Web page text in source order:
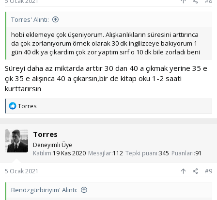
Torres' Alıntı:
hobi eklemeye çok üşeniyorum. Alışkanlıkların süresini arttırınca
da çok zorlanıyorum örnek olarak 30 dk ingilizceye bakıyorum 1
gün 40 dk ya çıkardım çok zor yaptım sırf o 10 dk bile zorladı beni
Süreyi daha az miktarda arttır 30 dan 40 a çıkmak yerine 35 e
çık 35 e alışınca 40 a çıkarsın,bir de kitap oku 1-2 saati
kurttarırsın
T
p
k
i
l
e
Torres
Torres
Deneyimli Üye
Katılım 19 Kas 2020 Mesajlar 112 Tepki puanı 345 Puanları 91
5 Ocak 2021 #9
Benözgürbiriyim' Alıntı: